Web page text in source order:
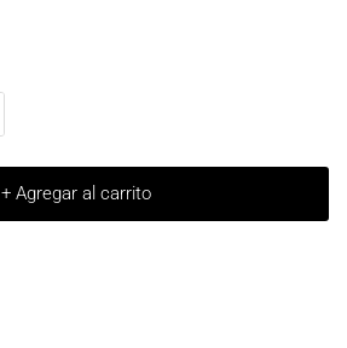
+ Agregar al carrito